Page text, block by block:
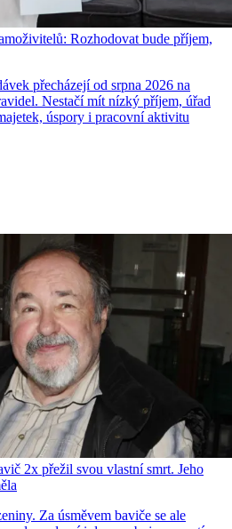
Rozhodovat bude příjem,
přecházejí od srpna 2026 na
Nestačí mít nízký příjem, úřad
úspory i pracovní aktivitu
2x přežil svou vlastní smrt. Jeho
Za úsměvem baviče se ale